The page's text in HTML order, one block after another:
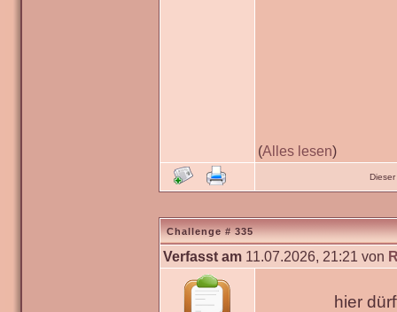
(Alles lesen)
Challenge # 335
Verfasst am 11.07.2026, 21:21 von
hier